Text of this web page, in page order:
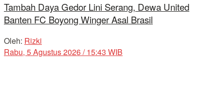
Tambah Daya Gedor Lini Serang, Dewa United
Banten FC Boyong Winger Asal Brasil
Oleh: Rizki
Rabu, 5 Agustus 2026 / 15:43 WIB